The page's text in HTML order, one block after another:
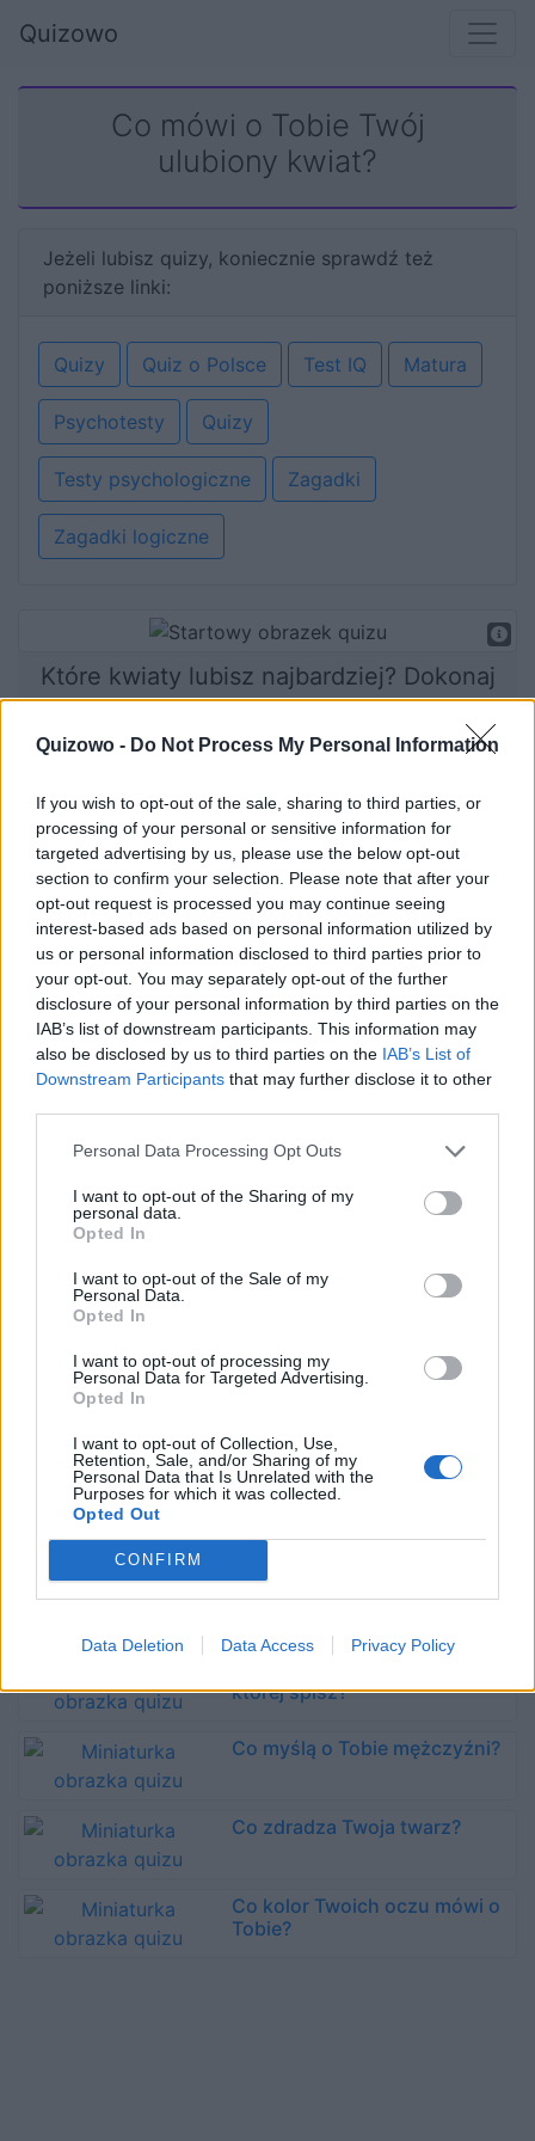
Quizowo - Do Not Process My Personal Information
If you wish to opt-out of the sale, sharing to third parties, or
processing of your personal or sensitive information for
targeted advertising by us, please use the below opt-out
section to confirm your selection. Please note that after your
opt-out request is processed you may continue seeing
interest-based ads based on personal information utilized by
us or personal information disclosed to third parties prior to
your opt-out. You may separately opt-out of the further
disclosure of your personal information by third parties on the
IAB’s list of downstream participants. This information may
also be disclosed by us to third parties on the IAB’s List of
Downstream Participants that may further disclose it to other
Personal Data Processing Opt Outs
I want to opt-out of the Sharing of my
personal data.
Opted In
I want to opt-out of the Sale of my
Personal Data.
Opted In
I want to opt-out of processing my
Personal Data for Targeted Advertising.
Opted In
I want to opt-out of Collection, Use,
Retention, Sale, and/or Sharing of my
Personal Data that Is Unrelated with the
Purposes for which it was collected.
Opted Out
CONFIRM
Data Deletion Data Access Privacy Policy
Quizowo
Co mówi o Tobie Twój
ulubiony kwiat?
Jeżeli lubisz quizy, koniecznie sprawdź też
poniższe linki:
Quizy Quiz o Polsce Test IQ Matura
Psychotesty Quizy
Testy psychologiczne Zagadki
Zagadki logiczne
Które kwiaty lubisz najbardziej? Dokonaj
Rozpocznij quiz
Co mówi o Tobie Twój
ulubiony kwiat?
Co Twój ulubiony dodatek
zdradza na Twój temat?
Co mówi o Tobie Twój
ulubiony środek transportu?
mówi o Tobie?
Jaki kwiat kojarzy się z Tobą?
której śpisz?
Co myślą o Tobie mężczyźni?
Co zdradza Twoja twarz?
Co kolor Twoich oczu mówi o
Tobie?